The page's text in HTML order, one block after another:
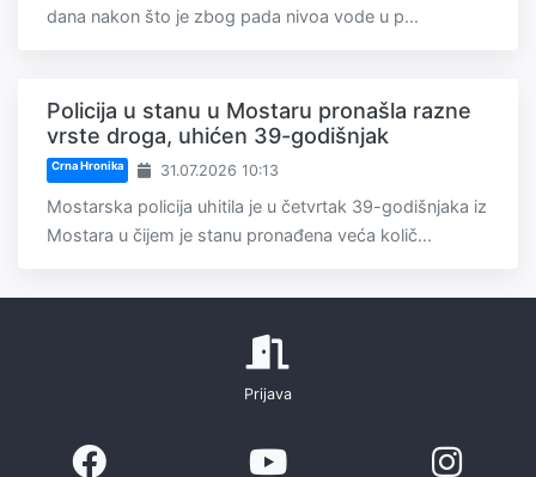
dana nakon što je zbog pada nivoa vode u p...
Policija u stanu u Mostaru pronašla razne
vrste droga, uhićen 39-godišnjak
Crna Hronika 31.07.2026 10:13
Mostarska policija uhitila je u četvrtak 39-godišnjaka iz
Mostara u čijem je stanu pronađena veća količ...
Prijava